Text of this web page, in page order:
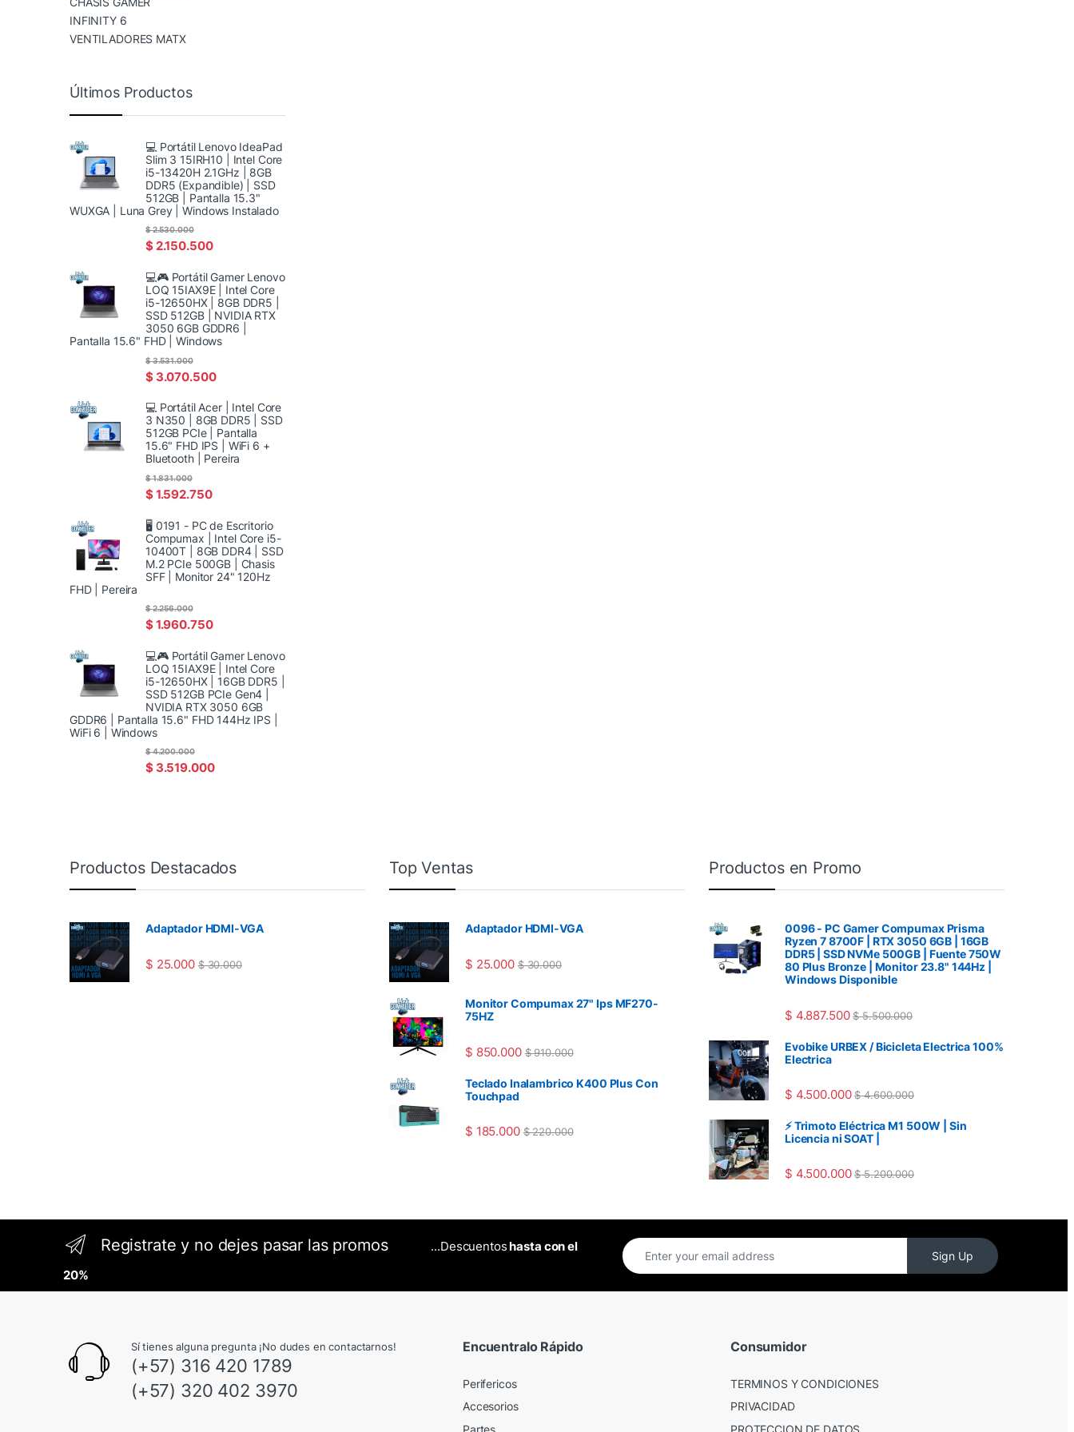
INFINITY 6
VENTILADORES MATX
Últimos Productos
💻 Portátil Lenovo IdeaPad
Slim 3 15IRH10 | Intel Core
i5-13420H 2.1GHz | 8GB
DDR5 (Expandible) | SSD
512GB | Pantalla 15.3"
WUXGA | Luna Grey | Windows Instalado
$2.150.500
$2.530.000
💻🎮 Portátil Gamer Lenovo
LOQ 15IAX9E | Intel Core
i5-12650HX | 8GB DDR5 |
SSD 512GB | NVIDIA RTX
3050 6GB GDDR6 |
Pantalla 15.6" FHD | Windows
$3.070.500
$3.531.000
💻 Portátil Acer | Intel Core
3 N350 | 8GB DDR5 | SSD
512GB PCIe | Pantalla
15.6" FHD IPS | WiFi 6 +
Bluetooth | Pereira
$1.592.750
$1.831.000
🖥️ 0191 - PC de Escritorio
Compumax | Intel Core i5-
10400T | 8GB DDR4 | SSD
M.2 PCIe 500GB | Chasis
SFF | Monitor 24" 120Hz
FHD | Pereira
$1.960.750
$2.256.000
💻🎮 Portátil Gamer Lenovo
LOQ 15IAX9E | Intel Core
i5-12650HX | 16GB DDR5 |
SSD 512GB PCIe Gen4 |
NVIDIA RTX 3050 6GB
GDDR6 | Pantalla 15.6" FHD 144Hz IPS |
WiFi 6 | Windows
$3.519.000
$4.200.000
Productos Destacados
Adaptador HDMI-VGA
$ 25.000 $30.000
Top Ventas
Adaptador HDMI-VGA
$ 25.000 $30.000
Monitor Compumax 27" Ips MF270-
75HZ
$ 850.000 $910.000
Teclado Inalambrico K400 Plus Con
Touchpad
$ 185.000 $220.000
Productos en Promo
0096 - PC Gamer Compumax Prisma
Ryzen 7 8700F | RTX 3050 6GB | 16GB
DDR5 | SSD NVMe 500GB | Fuente 750W
80 Plus Bronze | Monitor 23.8" 144Hz |
Windows Disponible
$ 4.887.500 $5.500.000
Evobike URBEX / Bicicleta Electrica 100%
Electrica
$ 4.500.000 $4.600.000
⚡ Trimoto Eléctrica M1 500W | Sin
Licencia ni SOAT |
$ 4.500.000 $5.200.000
Registrate y no dejes pasar las promos ...Descuentoshasta con el
20%
Sign Up
Sí tienes alguna pregunta ¡No dudes en contactarnos!
(+57) 316 420 1789
(+57) 320 402 3970
Encuentralo Rápido
Perifericos
Accesorios
Partes
Consumidor
TERMINOS Y CONDICIONES
PRIVACIDAD
PROTECCION DE DATOS